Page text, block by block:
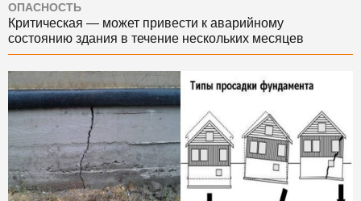
ОПАСНОСТЬ
Критическая — может привести к аварийному
состоянию здания в течение нескольких месяцев